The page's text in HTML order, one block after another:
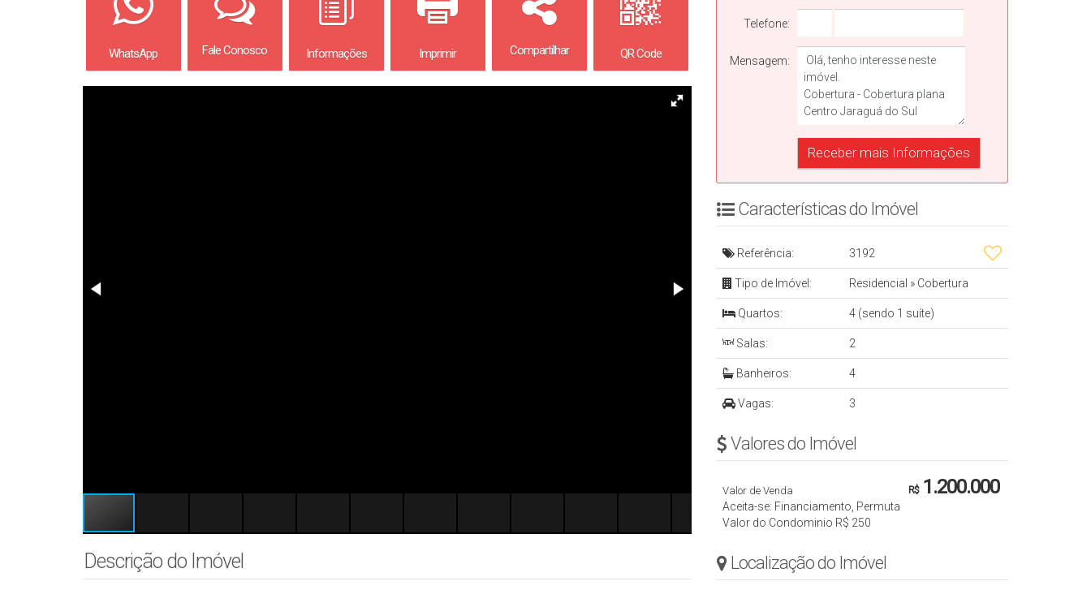
WhatsApp Fale Conosco Informações Imprimir Compartilhar QR Code
Descrição do Imóvel
Telefone:
Mensagem:
Características do Imóvel
Referência: 3192
Tipo de Imóvel: Residencial » Cobertura
Quartos: 4 (sendo 1 suíte)
Salas: 2
Banheiros: 4
Vagas: 3
Valores do Imóvel
R$1.200.000
Valor de Venda
Aceita-se: Financiamento, Permuta
Valor do Condominio R$ 250
Localização do Imóvel